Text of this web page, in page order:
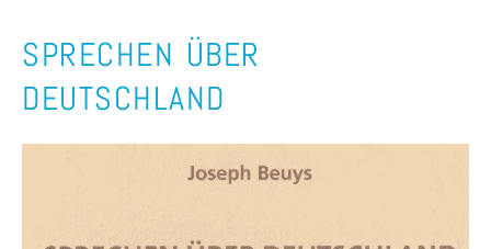
SPRECHEN ÜBER
DEUTSCHLAND